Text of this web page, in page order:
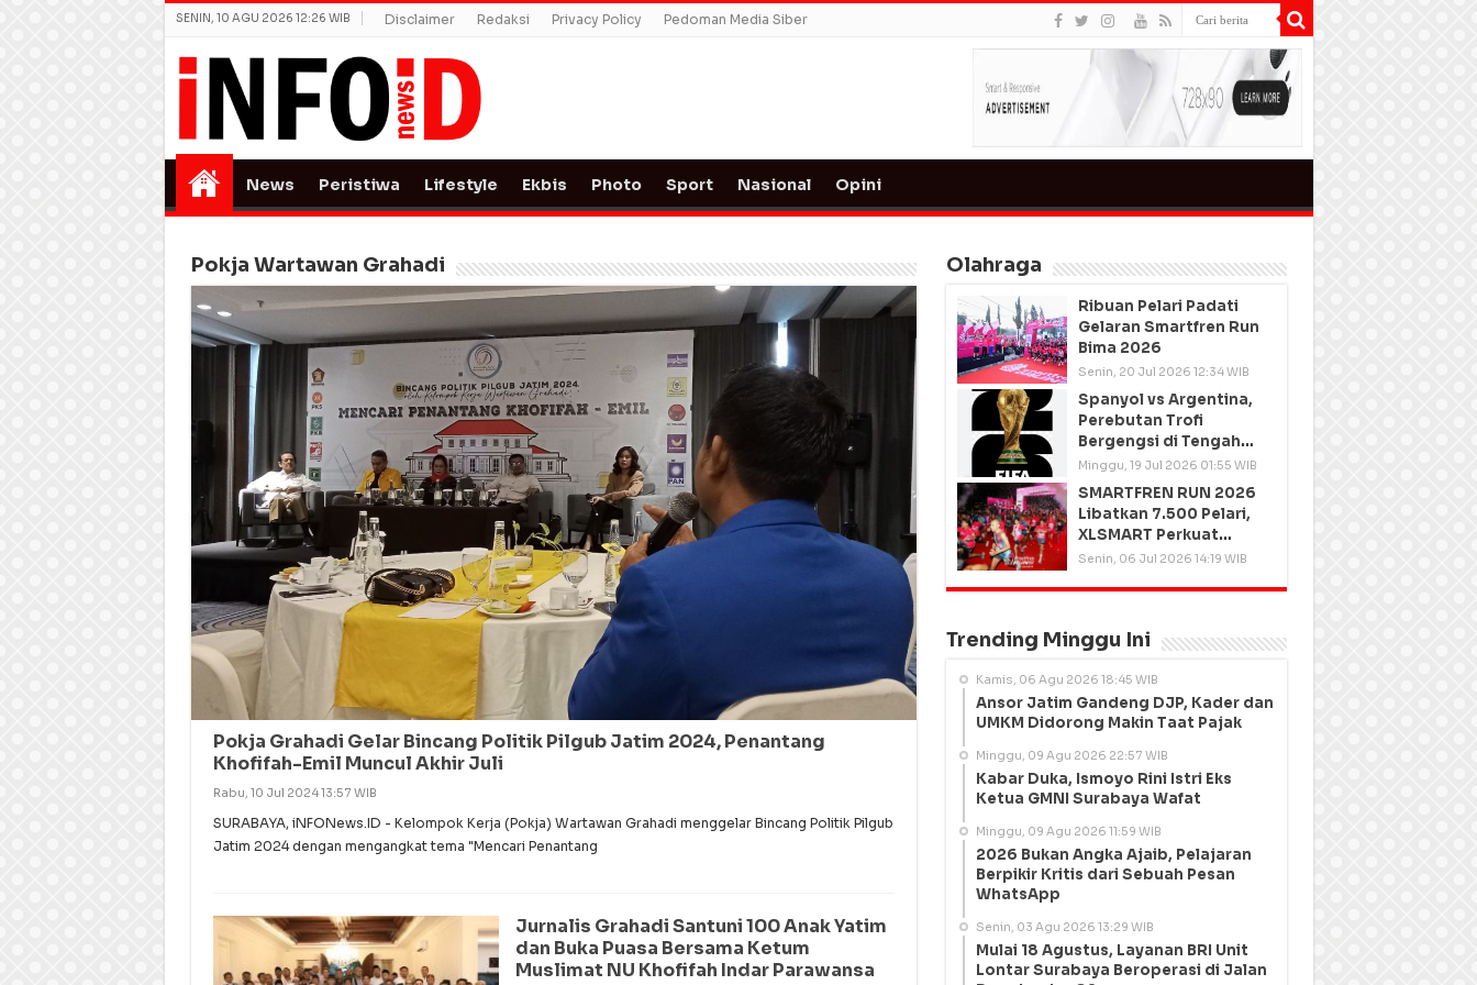
SENIN, 10 AGU 2026 12:26 WIB Disclaimer Redaksi Privacy Policy Pedoman Media Siber
News Peristiwa Lifestyle Ekbis Photo Sport Nasional Opini
Pokja Wartawan Grahadi
Pokja Grahadi Gelar Bincang Politik Pilgub Jatim 2024, Penantang
Khofifah-Emil Muncul Akhir Juli
Rabu, 10 Jul 2024 13:57 WIB
SURABAYA, iNFONews.ID - Kelompok Kerja (Pokja) Wartawan Grahadi menggelar Bincang Politik Pilgub
Jatim 2024 dengan mengangkat tema "Mencari Penantang
Jurnalis Grahadi Santuni 100 Anak Yatim
dan Buka Puasa Bersama Ketum
Muslimat NU Khofifah Indar Parawansa
Olahraga
Ribuan Pelari Padati
Gelaran Smartfren Run
Bima 2026
Senin, 20 Jul 2026 12:34 WIB
Spanyol vs Argentina,
Perebutan Trofi
Bergengsi di Tengah
Semangat Persatuan
Minggu, 19 Jul 2026 01:55 WIB
SMARTFREN RUN 2026
Libatkan 7.500 Pelari,
XLSMART Perkuat
Kedekatan dengan
Senin, 06 Jul 2026 14:19 WIB
Trending Minggu Ini
Kamis, 06 Agu 2026 18:45 WIB
Ansor Jatim Gandeng DJP, Kader dan
UMKM Didorong Makin Taat Pajak
Minggu, 09 Agu 2026 22:57 WIB
Kabar Duka, Ismoyo Rini Istri Eks
Ketua GMNI Surabaya Wafat
Minggu, 09 Agu 2026 11:59 WIB
2026 Bukan Angka Ajaib, Pelajaran
Berpikir Kritis dari Sebuah Pesan
WhatsApp
Senin, 03 Agu 2026 13:29 WIB
Mulai 18 Agustus, Layanan BRI Unit
Lontar Surabaya Beroperasi di Jalan